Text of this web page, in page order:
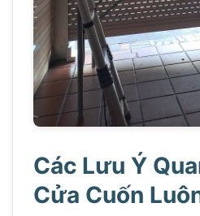
Các Lưu Ý
Cửa Cuốn